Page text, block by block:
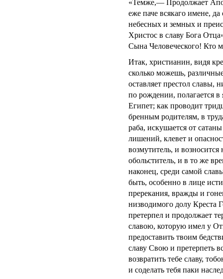
«Темже,— Продолжает
еже паче всякаго имене,
небесных и земных и
Христос в славу Бога
Сына Человеческого! Кто
Итак, христианин, видя
сколько можешь,
оставляет престол славы,
по рождении, полагается
Египет; как проводит
бренным родителям, в
раба, искушается от
лишений, клевет и
возмутитель, и возносится
обольститель, и в то же
наконец, среди самой
быть, особенно в лице
пререкания, вражды и
низводимого долу Креста
претерпел и продолжает
славою, которую имел у
предоставить твоим
славу Свою и претерпеть
возвратить тебе славу,
и соделать тебя паки